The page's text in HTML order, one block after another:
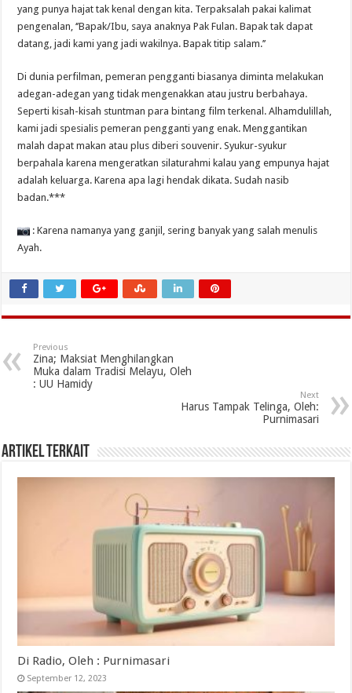
yang punya hajat tak kenal dengan kita. Terpaksalah pakai kalimat
pengenalan, ‘’Bapak/Ibu, saya anaknya Pak Fulan. Bapak tak dapat
datang, jadi kami yang jadi wakilnya. Bapak titip salam.’’
Di dunia perfilman, pemeran pengganti biasanya diminta melakukan
adegan-adegan yang tidak mengenakkan atau justru berbahaya.
Seperti kisah-kisah stuntman para bintang film terkenal. Alhamdulillah,
kami jadi spesialis pemeran pengganti yang enak. Menggantikan
malah dapat makan atau plus diberi souvenir. Syukur-syukur
berpahala karena mengeratkan silaturahmi kalau yang empunya hajat
adalah keluarga. Karena apa lagi hendak dikata. Sudah nasib
badan.***
: Karena namanya yang ganjil, sering banyak yang salah menulis
Ayah.
Previous
Zina; Maksiat Menghilangkan
Muka dalam Tradisi Melayu, Oleh
: UU Hamidy
Next
Harus Tampak Telinga, Oleh:
Purnimasari
Artikel Terkait
Di Radio, Oleh : Purnimasari
September 12, 2023